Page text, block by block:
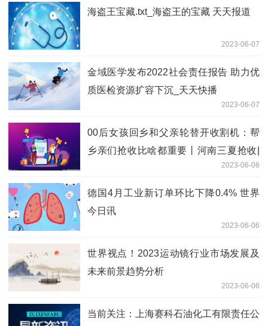
海盗王宝藏.txt_海盗王的宝藏 天天报道
2023-06-07
金域医学发布2022社会责任报告 助力优
质医检资源扩容下沉_天天快播
2023-06-07
00后女孩回乡和父亲轮替开收割机：帮
乡亲们抢收比啥都重要丨河南三夏抢收|
2023-06-06
德国4月工业新订单环比下降0.4% 世界
今日讯
2023-06-06
世界视点！2023运动镜行业市场发展及
未来前景趋势分析
2023-06-06
当前关注：上海赛科石油化工有限责任公